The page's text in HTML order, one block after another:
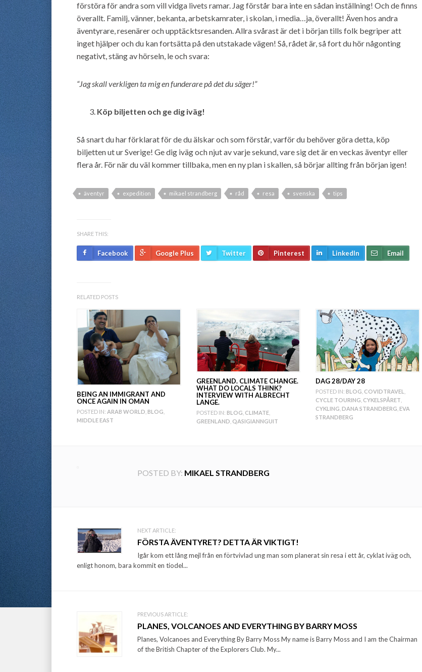
förstöra för andra som vill vidga livets ramar. Jag förstår bara inte en sådan inställning! Och de finns
överallt. Familj, vänner, bekanta, arbetskamrater, i skolan, i media…ja, överallt! Även hos andra
äventyrare, resenärer och upptäcktsresanden. Allra svårast är det i början tills folk begriper att
inget hjälper och du kan fortsätta på den utstakade vägen! Så, rådet är, så fort du hör någonting
negativt, stäng av hörseln, le och svara:
“Jag skall verkligen ta mig en funderare på det du säger!”
Köp biljetten och ge dig iväg!
Så snart du har förklarat för de du älskar och som förstår, varför du behöver göra detta, köp
biljetten ut ur Sverige! Ge dig iväg och njut av varje sekund, vare sig det är en veckas äventyr eller
flera år. För när du väl kommer tillbaka, men en ny plan i skallen, så börjar allting från början igen!
äventyr expedition mikael strandberg råd resa svenska tips
SHARE THIS:
Facebook Google Plus Twitter Pinterest LinkedIn Email
RELATED POSTS
BEING AN IMMIGRANT AND
ONCE AGAIN IN OMAN
POSTED IN: ARAB WORLD BLOG
MIDDLE EAST
GREENLAND. CLIMATE CHANGE.
WHAT DO LOCALS THINK?
INTERVIEW WITH ALBRECHT
LANGE.
POSTED IN: BLOG CLIMATE,
GREENLAND QASIGIANNGUIT
DAG 28/DAY 28
POSTED IN: BLOG COVIDTRAVEL
CYCLE TOURING CYKELSPÅRET
CYKLING DANA STRANDBERG EVA
STRANDBERG
POSTED BY: MIKAEL STRANDBERG
Post
navigation
NEXT ARTICLE:
FÖRSTA ÄVENTYRET? DETTA ÄR VIKTIGT!
Igår kom ett lång mejl från en förtvivlad ung man som planerat sin resa i ett år, cyklat iväg och,
enligt honom, bara kommit en tiodel...
PREVIOUS ARTICLE:
PLANES, VOLCANOES AND EVERYTHING BY BARRY MOSS
Planes, Volcanoes and Everything By Barry Moss My name is Barry Moss and I am the Chairman
of the British Chapter of the Explorers Club. My...